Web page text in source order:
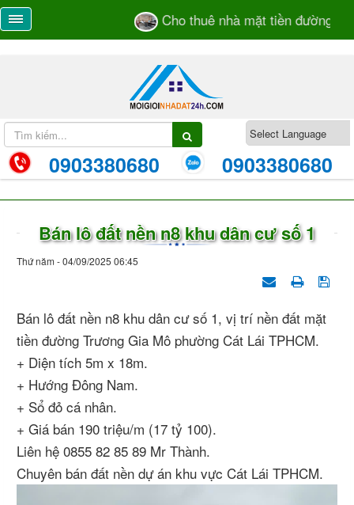
Cho thuê nhà mặt tiền đường
0903380680 0903380680
Bán lô đất nền n8 khu dân cư số 1
Thứ năm - 04/09/2025 06:45
Bán lô đất nền n8 khu dân cư số 1, vị trí nền đất mặt
tiền đường Trương Gia Mô phường Cát Lái TPHCM.
+ Diện tích 5m x 18m.
+ Hướng Đông Nam.
+ Sổ đỏ cá nhân.
+ Giá bán 190 triệu/m (17 tỷ 100).
Liên hệ 0855 82 85 89 Mr Thành.
Chuyên bán đất nền dự án khu vực Cát Lái TPHCM.